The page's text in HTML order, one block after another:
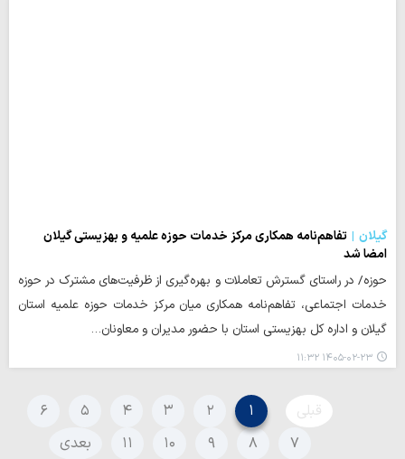
گیلان
تفاهم‌نامه همکاری مرکز خدمات حوزه‌ علمیه و بهزیستی گیلان
امضا شد
حوزه/ در راستای گسترش تعاملات و بهره‌گیری از ظرفیت‌های مشترک در حوزه
خدمات اجتماعی، تفاهم‌نامه همکاری میان مرکز خدمات حوزه‌ علمیه استان
گیلان و اداره‌ کل بهزیستی استان با حضور مدیران و معاونان…
۱۴۰۵-۰۲-۲۳ ۱۱:۳۲
قبلی ۱ ۲ ۳ ۴ ۵
۶
۷
۸ ۹ ۱۰ ۱۱ بعدی